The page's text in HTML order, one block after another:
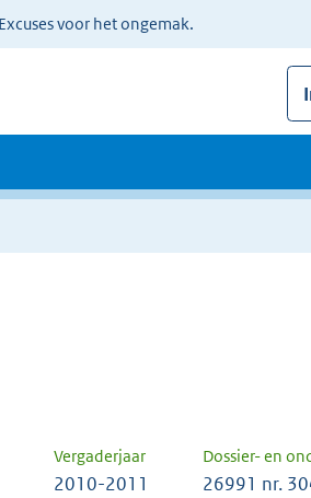
voor het ongemak.
Vergaderjaar Dossier- en
2010-2011 26991 nr.